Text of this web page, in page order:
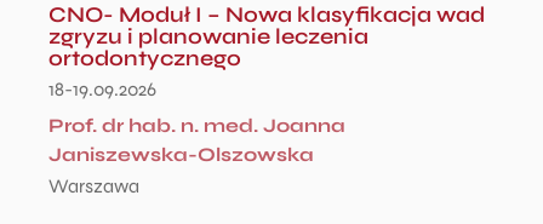
CNO- Moduł I – Nowa klasyfikacja wad
zgryzu i planowanie leczenia
ortodontycznego
18-19.09.2026
Prof. dr hab. n. med. Joanna
Janiszewska-Olszowska
Warszawa